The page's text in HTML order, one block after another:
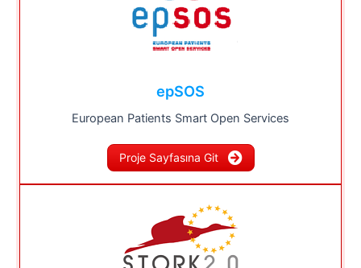
epSOS
European Patients Smart Open Services
Proje Sayfasına Git